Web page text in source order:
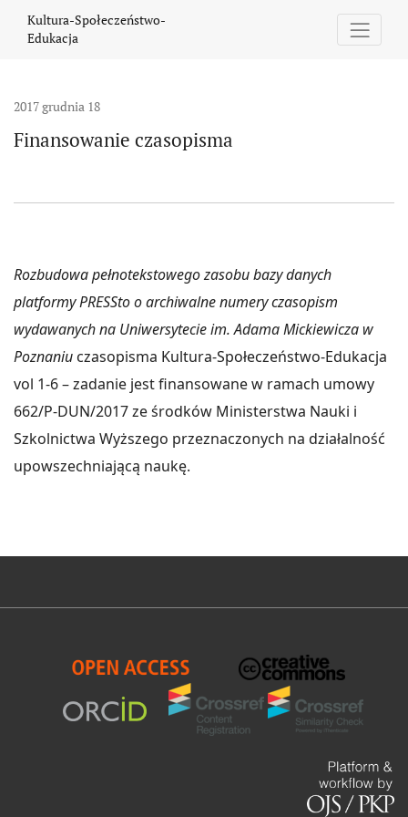
Kultura-Społeczeństwo-
Edukacja
2017 grudnia 18
Finansowanie czasopisma
Rozbudowa pełnotekstowego zasobu bazy danych
platformy PRESSto o archiwalne numery czasopism
wydawanych na Uniwersytecie im. Adama Mickiewicza w
Poznaniu czasopisma Kultura-Społeczeństwo-Edukacja
vol 1-6 – zadanie jest finansowane w ramach umowy
662/P-DUN/2017 ze środków Ministerstwa Nauki i
Szkolnictwa Wyższego przeznaczonych na działalność
upowszechniającą naukę.